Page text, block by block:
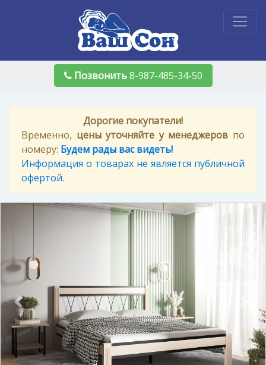
Позвонить8-987-485-34-50
Дорогие покупатели!
Временно, цены уточняйте у менеджеров по
номеру: Будем рады вас видеть!
Информация о товарах не является публичной
офертой.
Previous Next